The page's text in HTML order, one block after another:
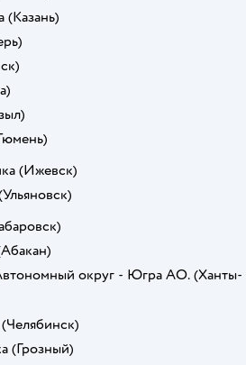
(Казань)
(Ижевск)
округ - Югра АО. (Ханты-
(Челябинск)
(Грозный)